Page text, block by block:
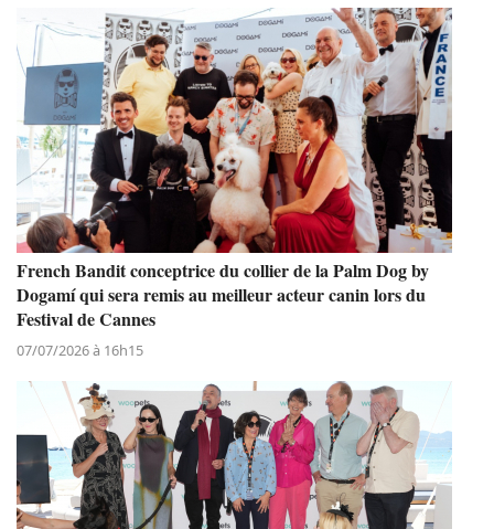
French Bandit conceptrice du collier de la Palm Dog by
Dogamí qui sera remis au meilleur acteur canin lors du
Festival de Cannes
07/07/2026 à 16h15